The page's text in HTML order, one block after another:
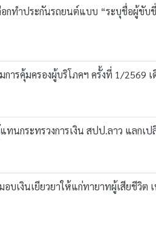
ทำประกันรถยนต์แบบ “ระบุชื่อผู้ขับ
ารคุ้มครองผู้บริโภคฯ ครั้งที่ 1/2569
นกระทรวงการเงิน สปป.ลาว แลกเ
อบเงินเยียวยาให้แก่ทายาทผู้เสียชีวิ